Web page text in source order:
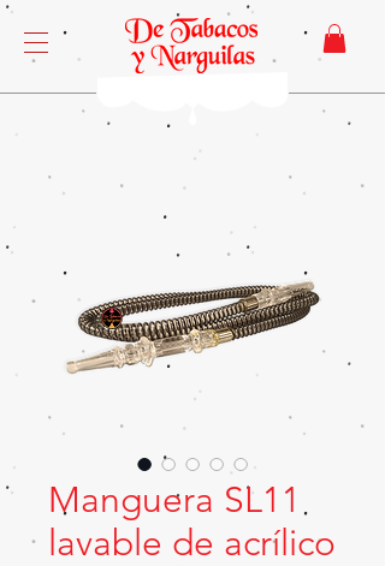
Manguera SL11
lavable de acrílico